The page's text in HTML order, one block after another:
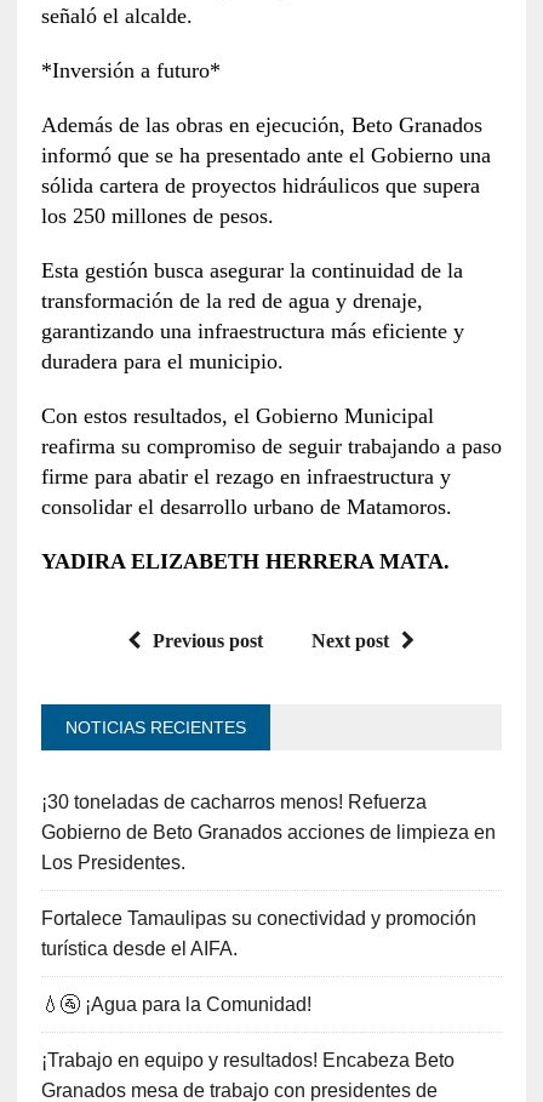
señaló el alcalde.
*Inversión a futuro*
Además de las obras en ejecución, Beto Granados
informó que se ha presentado ante el Gobierno una
sólida cartera de proyectos hidráulicos que supera
los 250 millones de pesos.
Esta gestión busca asegurar la continuidad de la
transformación de la red de agua y drenaje,
garantizando una infraestructura más eficiente y
duradera para el municipio.
Con estos resultados, el Gobierno Municipal
reafirma su compromiso de seguir trabajando a paso
firme para abatir el rezago en infraestructura y
consolidar el desarrollo urbano de Matamoros.
YADIRA ELIZABETH HERRERA MATA.
Previous post Next post
NOTICIAS RECIENTES
¡30 toneladas de cacharros menos! Refuerza
Gobierno de Beto Granados acciones de limpieza en
Los Presidentes.
Fortalece Tamaulipas su conectividad y promoción
turística desde el AIFA.
💧🚰 ¡Agua para la Comunidad!
¡Trabajo en equipo y resultados! Encabeza Beto
Granados mesa de trabajo con presidentes de